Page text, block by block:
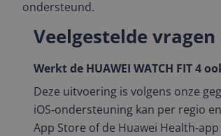
ondersteund.
Veelgestelde vragen
Werkt de HUAWEI WATCH FIT 4
Deze uitvoering is volgens onze
iOS‑ondersteuning kan per regio
App Store of de Huawei